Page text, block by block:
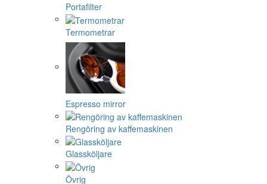
Portafilter
Termometrar
Espresso mirror
Rengöring av kaffemaskinen
Glassköljare
Övrig